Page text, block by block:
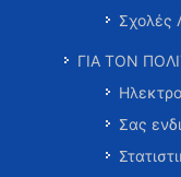
Σχολές
ΓΙΑ ΤΟΝ
Σας